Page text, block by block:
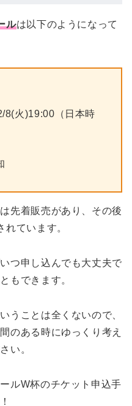
ルは以下のようになって
8(火)19:00（日本時
先着販売があり、その後
ています。
つ申し込んでも大丈夫で
もできます。
うことは全くないので、
のある時にゆっくり考え
い。
ルW杯のチケット申込手